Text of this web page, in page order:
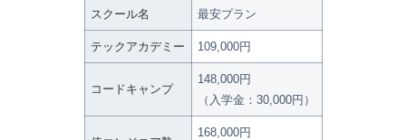
スクール名 最安プラン
テックアカデミー 109,000円
コードキャンプ
148,000円
（入学金：30,000円）
168,000円